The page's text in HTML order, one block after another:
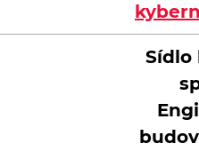
Sídlo